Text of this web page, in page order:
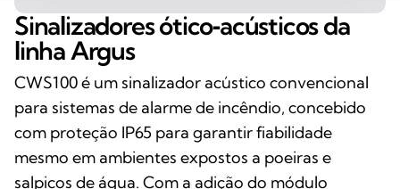
Sinalizadores ótico‑acústicos da
linha Argus
CWS100 é um sinalizador acústico convencional
para sistemas de alarme de incêndio, concebido
com proteção IP65 para garantir fiabilidade
mesmo em ambientes expostos a poeiras e
salpicos de água. Com a adição do módulo